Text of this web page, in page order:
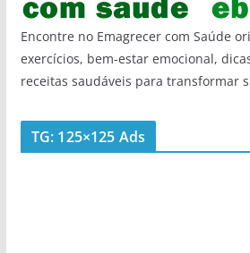
Encontre no Emagrecer com Saúde
exercícios, bem-estar emocional,
receitas saudáveis para transformar
TG: 125×125 Ads